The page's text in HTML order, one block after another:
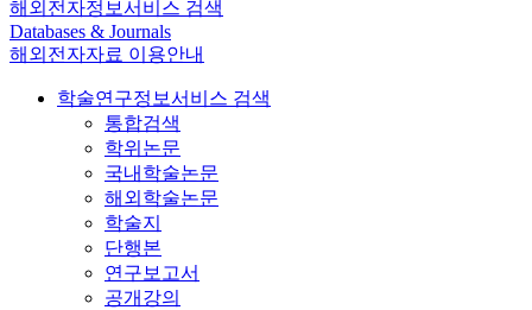
해외전자정보서비스 검색
Databases & Journals
해외전자자료 이용안내
학술연구정보서비스 검색
통합검색
학위논문
국내학술논문
해외학술논문
학술지
단행본
연구보고서
공개강의